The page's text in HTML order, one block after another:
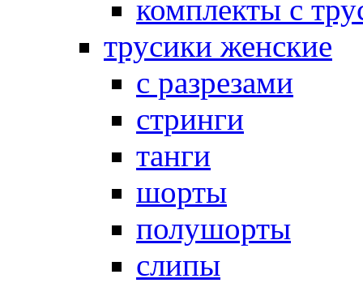
комплекты с
трусики женские
с разрезами
стринги
танги
шорты
полушорты
слипы